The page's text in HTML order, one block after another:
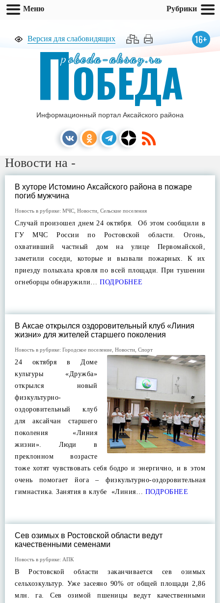
Версия для слабовидящих 16+
pobeda-aksay.ru
ПОБЕДА
Информационный портал Аксайского района
Новости на -
В хуторе Истомино Аксайского района в пожаре
погиб мужчина
Новость в рубрике: МЧС Новости Сельские поселения
Случай произошел днем 24 октября. Об этом сообщили в
ГУ МЧС России по Ростовской области. Огонь,
охвативший частный дом на улице Первомайской,
заметили соседи, которые и вызвали пожарных. К их
приезду полыхала кровля по всей площади. При тушении
огнеборцы обнаружили… ПОДРОБНЕЕ
В Аксае открылся оздоровительный клуб «Линия
жизни» для жителей старшего поколения
Новость в рубрике: Городское поселение Новости Спорт
24 октября в Доме
культуры «Дружба»
открылся новый
физкультурно-
оздоровительный клуб
для аксайчан старшего
поколения «Линия
жизни». Люди в
преклонном возрасте
тоже хотят чувствовать себя бодро и энергично, и в этом
очень помогает йога – физкультурно-оздоровительная
гимнастика. Занятия в клубе «Линия… ПОДРОБНЕЕ
Сев озимых в Ростовской области ведут
качественными семенами
Новость в рубрике: АПК
В Ростовской области заканчивается сев озимых
сельхозкультур. Уже засеяно 90% от общей площади 2,86
млн. га. Сев озимой пшеницы ведут качественными
Меню Рубрики